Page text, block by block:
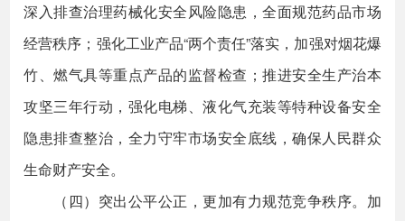
深入排查治理药械化安全风险隐患，全面规范药品市场
经营秩序；强化工业产品“两个责任”落实，加强对烟花爆
竹、燃气具等重点产品的监督检查；推进安全生产治本
攻坚三年行动，强化电梯、液化气充装等特种设备安全
隐患排查整治，全力守牢市场安全底线，确保人民群众
生命财产安全。
（四）突出公平公正，更加有力规范竞争秩序。加